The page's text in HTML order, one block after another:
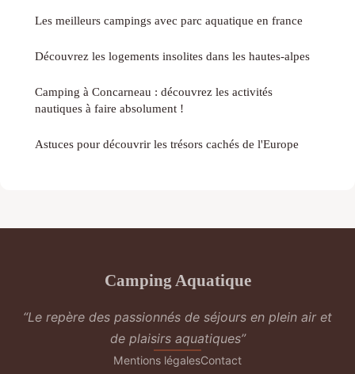
Les meilleurs campings avec parc aquatique en france
Découvrez les logements insolites dans les hautes-alpes
Camping à Concarneau : découvrez les activités
nautiques à faire absolument !
Astuces pour découvrir les trésors cachés de l'Europe
Camping Aquatique
“Le repère des passionnés de séjours en plein air et
de plaisirs aquatiques”
Mentions légalesContact